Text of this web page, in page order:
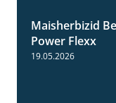
Maisherbizid
Power Flexx
19.05.2026